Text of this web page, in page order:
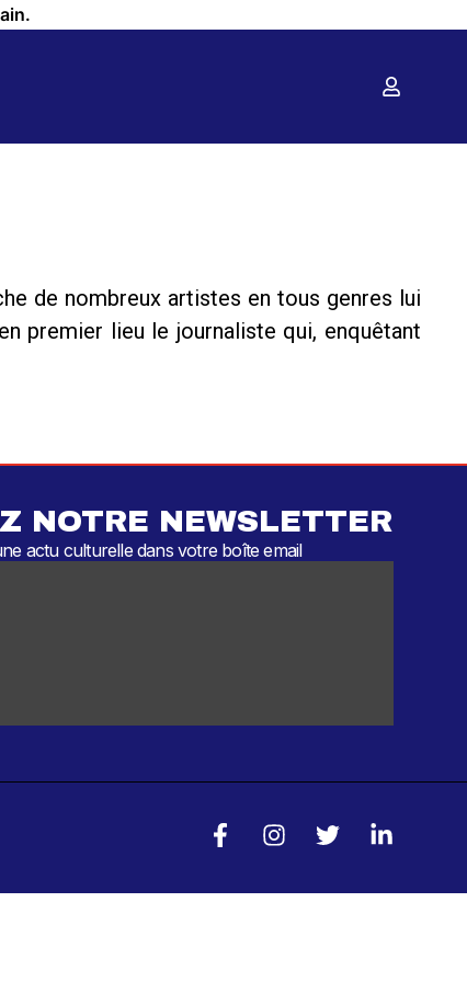
de nombreux artistes en tous genres lui
premier lieu le journaliste qui, enquêtant
NOTRE NEWSLETTER
actu culturelle dans votre boîte email